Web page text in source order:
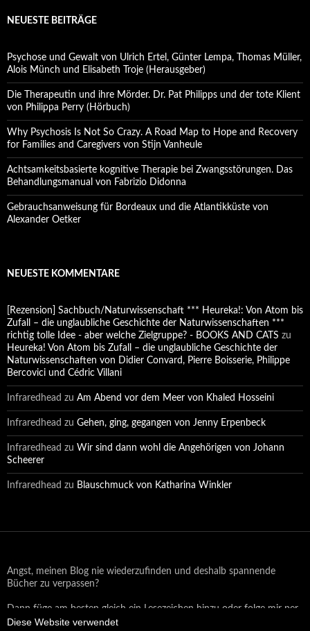
Diese Website verwendet
NEUESTE BEITRÄGE
Psychose und Gewalt von Ulrich Ertel, Günter Lempa, Thomas Müller,
Alois Münch und Elisabeth Troje (Herausgeber)
Die Therapeutin und ihre Mörder. Dr. Pat Philipps und der tote Klient
von Philippa Perry (Hörbuch)
Why Psychosis Is Not So Crazy. A Road Map to Hope and Recovery
for Families and Caregivers von Stijn Vanheule
Achtsamkeitsbasierte kognitive Therapie bei Zwangsstörungen. Das
Behandlungsmanual von Fabrizio Didonna
Gebrauchsanweisung für Bordeaux und die Atlantikküste von
Alexander Oetker
NEUESTE KOMMENTARE
[Rezension] Sachbuch/Naturwissenschaft *** Heureka!: Von Atom bis
Zufall – die unglaubliche Geschichte der Naturwissenschaften ***
richtig tolle Idee - aber welche Zielgruppe? - BOOKS AND CATS zu
Heureka! Von Atom bis Zufall – die unglaubliche Geschichte der
Naturwissenschaften von Didier Convard, Pierre Boisserie, Philippe
Bercovici und Cédric Villani
Infraredhead zu Am Abend vor dem Meer von Khaled Hosseini
Infraredhead zu Gehen, ging, gegangen von Jenny Erpenbeck
Infraredhead zu Wir sind dann wohl die Angehörigen von Johann
Scheerer
Infraredhead zu Blauschmuck von Katharina Winkler
Angst, meinen Blog nie wiederzufinden und deshalb spannende
Bücher zu verpassen?
Dann füge am besten gleich ein Lesezeichen hinzu oder folge mir per
Email oder auf Facebook!